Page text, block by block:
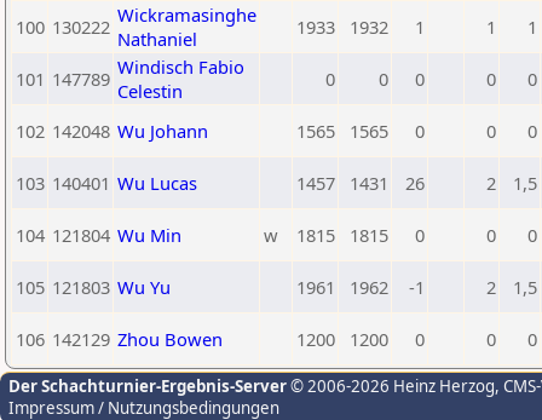
100 130222 Wickramasinghe
Nathaniel
1933 1932 1 1 1
101 147789 Windisch Fabio
Celestin
0 0 0 0 0
102 142048 Wu Johann 1565 1565 0 0 0
103 140401 Wu Lucas 1457 1431 26 2 1,5
104 121804 Wu Min w 1815 1815 0 0 0
105 121803 Wu Yu 1961 1962 -1 2 1,5
106 142129 Zhou Bowen 1200 1200 0 0 0
Der Schachturnier-Ergebnis-Server© 2006-2026 Heinz Herzog,
Impressum / Nutzungsbedingungen